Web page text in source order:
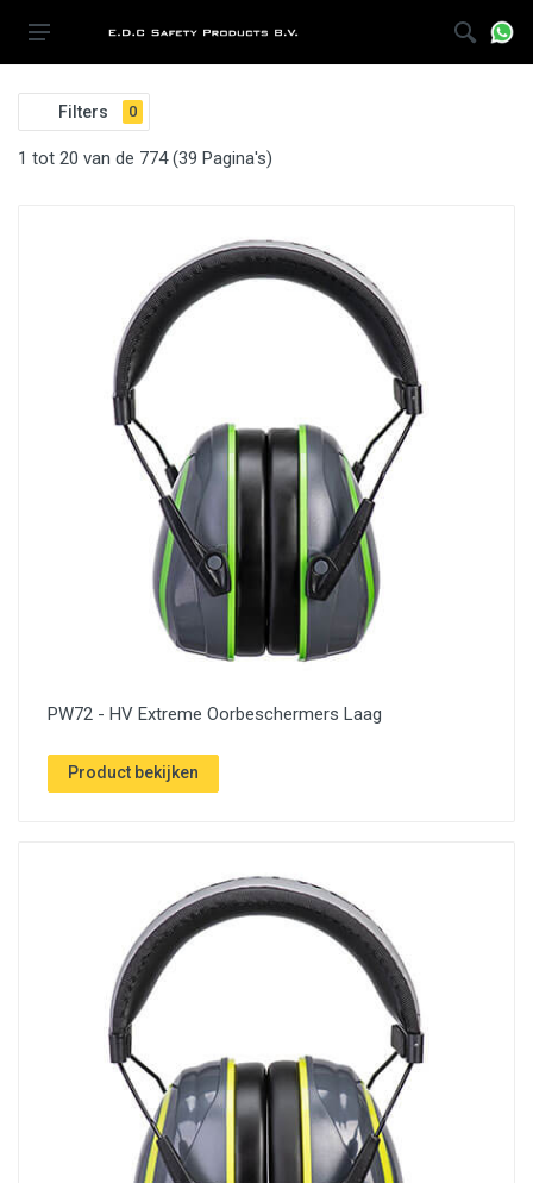
Filters 0
1 tot 20 van de 774 (39 Pagina's)
PW72 - HV Extreme Oorbeschermers Laag
Product bekijken